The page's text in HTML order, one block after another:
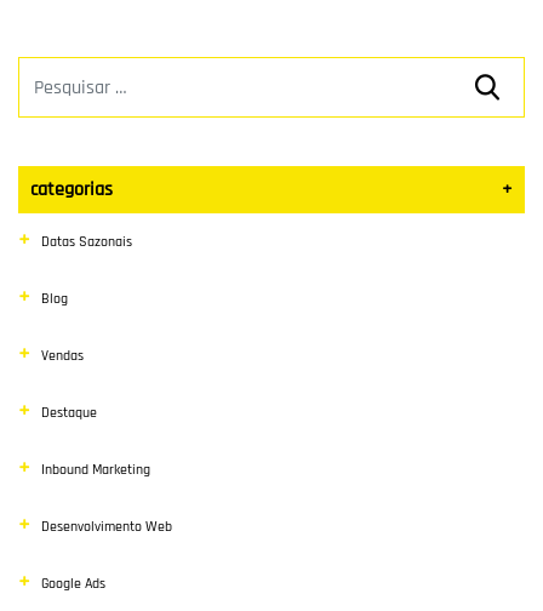
categorias +
Datas Sazonais
Blog
Vendas
Destaque
Inbound Marketing
Desenvolvimento Web
Google Ads